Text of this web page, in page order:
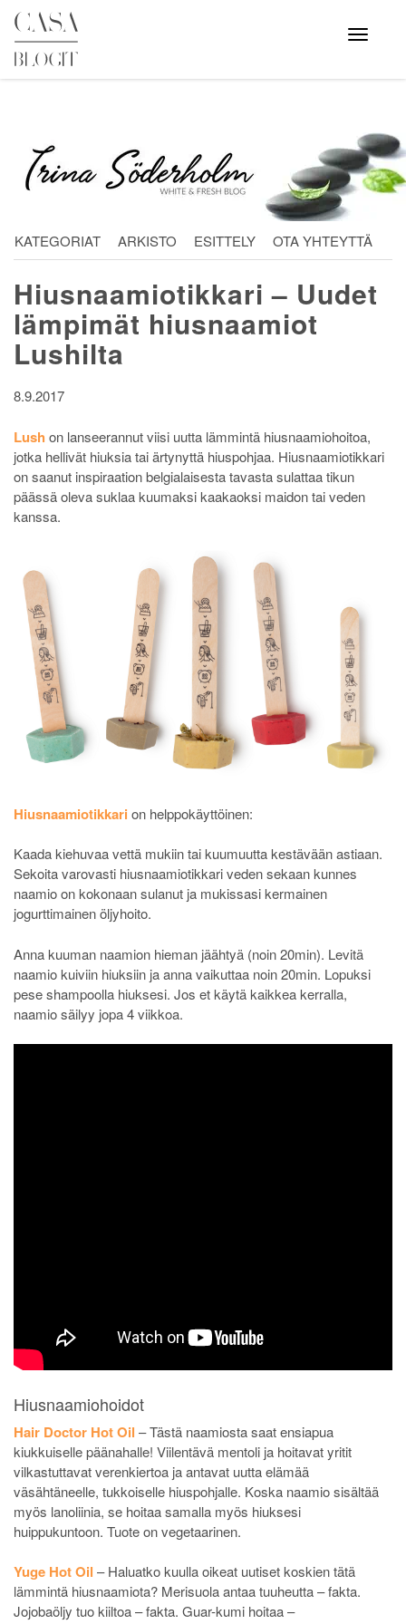
Skip
content
Avaa
valikko
KATEGORIAT ARKISTO ESITTELY OTA YHTEYTTÄ
Hiusnaamiotikkari – Uudet
lämpimät hiusnaamiot
Lushilta
8.9.2017
Lush on lanseerannut viisi uutta lämmintä hiusnaamiohoitoa,
jotka hellivät hiuksia tai ärtynyttä hiuspohjaa. Hiusnaamiotikkari
on saanut inspiraation belgialaisesta tavasta sulattaa tikun
päässä oleva suklaa kuumaksi kaakaoksi maidon tai veden
kanssa.
Hiusnaamiotikkari on helppokäyttöinen:
Kaada kiehuvaa vettä mukiin tai kuumuutta kestävään astiaan.
Sekoita varovasti hiusnaamiotikkari veden sekaan kunnes
naamio on kokonaan sulanut ja mukissasi kermainen
jogurttimainen öljyhoito.
Anna kuuman naamion hieman jäähtyä (noin 20min). Levitä
naamio kuiviin hiuksiin ja anna vaikuttaa noin 20min. Lopuksi
pese shampoolla hiuksesi. Jos et käytä kaikkea kerralla,
naamio säilyy jopa 4 viikkoa.
Hiusnaamiohoidot
Hair Doctor Hot Oil – Tästä naamiosta saat ensiapua
kiukkuiselle päänahalle! Viilentävä mentoli ja hoitavat yritit
vilkastuttavat verenkiertoa ja antavat uutta elämää
väsähtäneelle, tukkoiselle hiuspohjalle. Koska naamio sisältää
myös lanoliinia, se hoitaa samalla myös hiuksesi
huippukuntoon. Tuote on vegetaarinen.
Yuge Hot Oil – Haluatko kuulla oikeat uutiset koskien tätä
lämmintä hiusnaamiota? Merisuola antaa tuuheutta – fakta.
Jojobaöljy tuo kiiltoa – fakta. Guar-kumi hoitaa –